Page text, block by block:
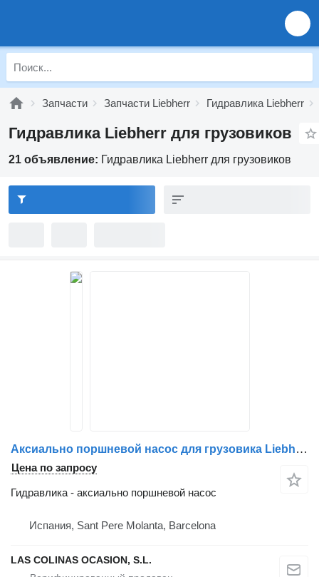
Запчасти Запчасти Liebherr Гидравлика Liebherr
Гидравлика Liebherr для грузовиков
21 объявление: Гидравлика Liebherr для грузовиков
Аксиально поршневой насос для грузовика Liebherr UM 120 LTM 1030
Цена по запросу
Гидравлика - аксиально поршневой насос
Испания, Sant Pere Molanta, Barcelona
LAS COLINAS OCASION, S.L.